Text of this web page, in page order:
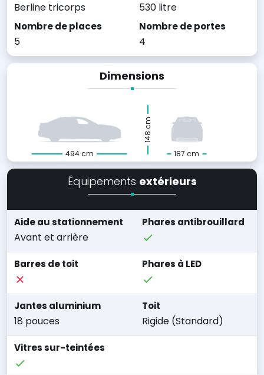
Berline tricorps 530 litre
Nombre de places
5
Nombre de portes
4
Dimensions
494 cm 187 cm
148 cm
Équipements extérieurs
Aide au stationnement
Avant et arrière
Phares antibrouillard
Barres de toit Phares à LED
Jantes aluminium
18 pouces
Toit
Rigide (Standard)
Vitres sur-teintées